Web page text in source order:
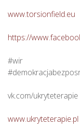
www.torsionfield.eu
https://
#wir
vk.com/ukryteterapie
www.ukryteterapie.pl